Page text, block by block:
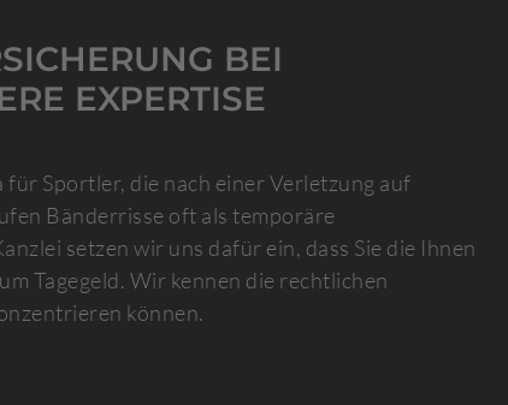
BEI
EXPERTISE
Sportler, die nach einer Verletzung auf
Bänderrisse oft als temporäre
setzen wir uns dafür ein, dass Sie die Ihnen
Tagegeld. Wir kennen die rechtlichen
können.